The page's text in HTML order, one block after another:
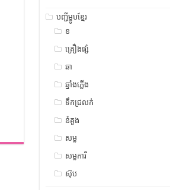
បញ្ជីម្ហូបខ្មែរ
ខ
គ្រឿងផ្សំ
ឆា
ឆ្នាំងភ្លើង
ទឹកជ្រលក់
នំគួង
សម្ល
សម្លការី
ស៊ុប